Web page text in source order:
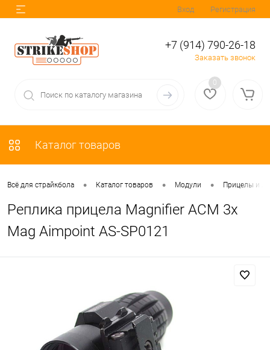
Вход Регистрация
+7 (914) 790-26-18
Заказать звонок
0
Каталог товаров
Всё для страйкбола • Каталог товаров • Модули • Прицелы и
Реплика прицела Magnifier ACM 3x
Mag Aimpoint AS-SP0121